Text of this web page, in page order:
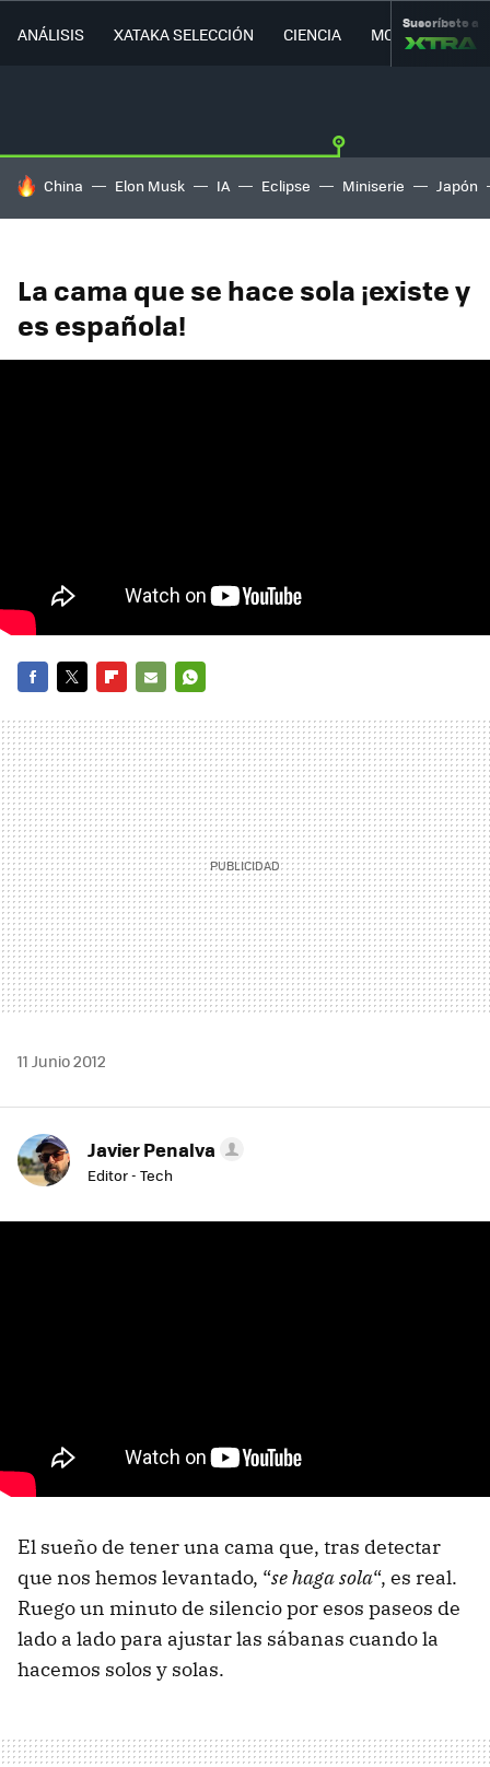
ANÁLISIS XATAKA SELECCIÓN CIENCIA MOVILIDAD
Suscríbete a
HOY SE HABLA DE
China Elon Musk IA Eclipse Miniserie Japón
La cama que se hace sola ¡existe y
es española!
MAIL
11 Junio 2012
Javier Penalva
Editor - Tech
El sueño de tener una cama que, tras detectar
que nos hemos levantado, “se haga sola“, es real.
Ruego un minuto de silencio por esos paseos de
lado a lado para ajustar las sábanas cuando la
hacemos solos y solas.